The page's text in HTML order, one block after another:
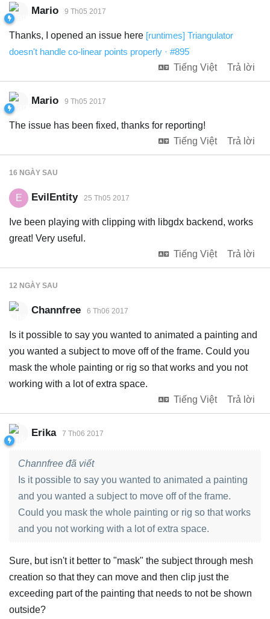
Mario 9 Th05 2017
Thanks, I opened an issue here [runtimes] Triangulator
doesn't handle co-linear points properly · #895
Tiếng Việt
Trả lời
Mario 9 Th05 2017
The issue has been fixed, thanks for reporting!
Tiếng Việt
Trả lời
16 NGÀY SAU
E EvilEntity 25 Th05 2017
Ive been playing with clipping with libgdx backend, works
great! Very useful.
Tiếng Việt
Trả lời
12 NGÀY SAU
Channfree 6 Th06 2017
Is it possible to say you wanted to animated a painting and
you wanted a subject to move off of the frame. Could you
mask the whole painting or rig so that works and you not
working with a lot of extra space.
Tiếng Việt
Trả lời
Erika 7 Th06 2017
Channfree đã viết
Is it possible to say you wanted to animated a painting
and you wanted a subject to move off of the frame.
Could you mask the whole painting or rig so that works
and you not working with a lot of extra space.
Sure, but isn't it better to "mask" the subject through mesh
creation so that they can move and then clip just the
exceeding part of the painting that needs to not be shown
outside?